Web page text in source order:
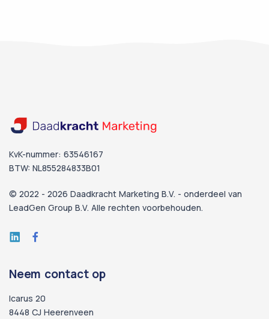
KvK-nummer: 63546167
BTW: NL855284833B01
© 2022 - 2026 Daadkracht Marketing B.V. - onderdeel van
LeadGen Group B.V. Alle rechten voorbehouden.
Neem contact op
Icarus 20
8448 CJ Heerenveen